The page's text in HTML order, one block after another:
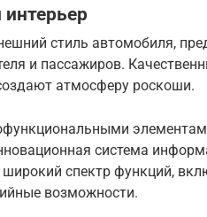
стиль автомобиля,
и пассажиров.
атмосферу роскоши.
система
широкий спектр функций,
возможности.